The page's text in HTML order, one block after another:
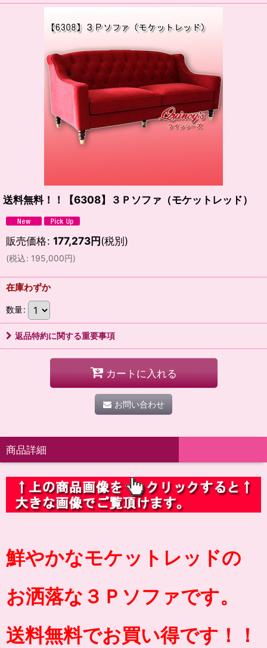
送料無料！！【6308】３Ｐソファ（モケットレッド）
販売価格: 177,273円(税別)
(税込: 195,000円)
在庫わずか
数量:
返品特約に関する重要事項
カートに入れる
お問い合わせ
商品詳細
鮮やかなモケットレッドの
お洒落な３Ｐソファです。
送料無料でお買い得です！！